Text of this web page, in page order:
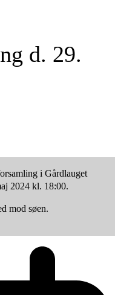
d. 29.
i Gårdlauget
2024 kl. 18:00.
mod søen.